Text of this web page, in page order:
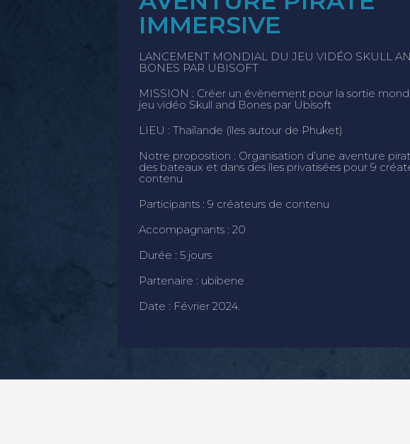
IMMERSIVE​
LANCEMENT MONDIAL DU JEU VIDÉO SKULL
BONES PAR UBISOFT
MISSION : Créer un évènement pour la sortie
jeu vidéo Skull and Bones par Ubisoft
LIEU : Thaïlande (îles autour de Phuket)
Notre proposition : Organisation d’une aventure
des bateaux et dans des îles privatisées pour 9
contenu
Participants : 9 créateurs de contenu
Accompagnants : 20
Durée : 5 jours
Partenaire : ubibene
Date : Février 2024.